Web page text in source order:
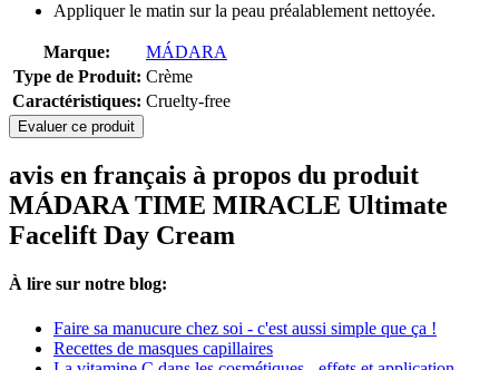
Appliquer le matin sur la peau préalablement nettoyée.
Marque:
MÁDARA
Type de Produit: Crème
Caractéristiques: Cruelty-free
Evaluer ce produit
avis en français à propos du produit
MÁDARA TIME MIRACLE Ultimate
Facelift Day Cream
À lire sur notre blog:
Faire sa manucure chez soi - c'est aussi simple que ça !
Recettes de masques capillaires